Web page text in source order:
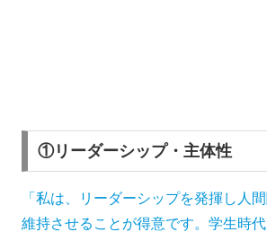
①リーダーシップ・主体性
「私は、リーダーシップを発揮し人
維持させることが得意です。学生時